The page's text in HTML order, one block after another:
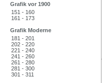
Grafik vor 1900
151 - 160
161 - 173
Grafik Moderne
181 - 201
202 - 220
221 - 240
241 - 260
261 - 280
281 - 300
301 - 311